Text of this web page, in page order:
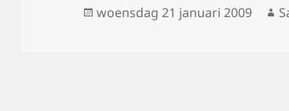
Geplaatst
woensdag 21 januari 2009